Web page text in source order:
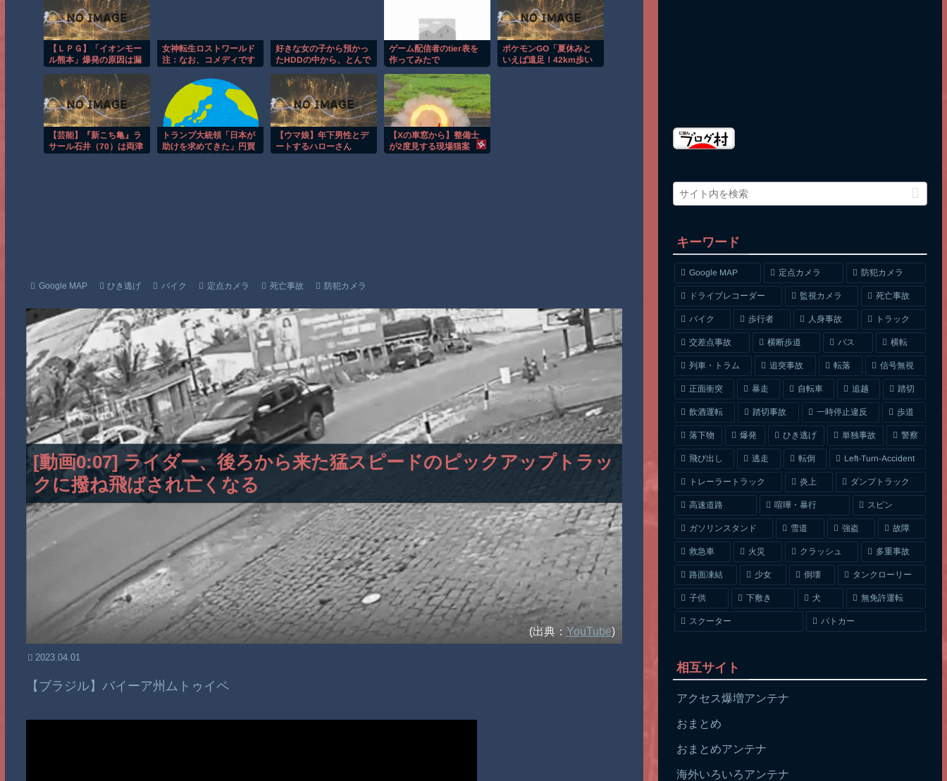
【話題】河内長野市で警官が包丁男に発砲したシーンのモザ無
し映像が公開される。
【謎】広島県が頑なに「はだしのゲンコラボ喫茶」をやらない
理由
ヒロインが死ぬアニメって四月は君の嘘くらいしかないような
Powered by livedoor 相互RSS
【ＬＰＧ】「イオンモー
ル熊本」爆発の原因は漏
産省、全国の大規模施設
でガス供給設備の点検要
請
女神転生ロストワールド
注：なお、コメディです
好きな女の子から預かっ
たHDDの中から、とんで
まった
ゲーム配信者のtier表を
作ってみたで
ポケモンGO「夏休みと
いえば遠足！42km歩い
【芸能】『新こち亀』ラ
サール石井（70）は両津
トランプ大統領「日本が
助けを求めてきた」円買
【ウマ娘】年下男性とデ
ートするハローさん
【Xの車窓から】整備士
が2度見する現場猫案
Google MAP ひき逃げ バイク 定点カメラ 死亡事故 防犯カメラ
[動画0:07] ライダー、後ろから来た猛スピードのピックアップトラッ
クに撥ね飛ばされ亡くなる
(出典： YouTube)
2023.04.01
【ブラジル】バイーア州ムトゥイペ
キーワード
Google MAP 定点カメラ 防犯カメラ
ドライブレコーダー 監視カメラ 死亡事故
バイク 歩行者 人身事故 トラック
交差点事故 横断歩道 バス 横転
列車・トラム 追突事故 転落 信号無視
正面衝突 暴走 自転車 追越 踏切
飲酒運転 踏切事故 一時停止違反 歩道
落下物 爆発 ひき逃げ 単独事故 警察
飛び出し 逃走 転倒 Left-Turn-Accident
トレーラートラック 炎上 ダンプトラック
高速道路 喧嘩・暴行 スピン
ガソリンスタンド 雪道 強盗 故障
救急車 火災 クラッシュ 多重事故
路面凍結 少女 倒壊 タンクローリー
子供 下敷き 犬 無免許運転
スクーター パトカー
相互サイト
アクセス爆増アンテナ
おまとめ
おまとめアンテナ
海外いろいろアンテナ